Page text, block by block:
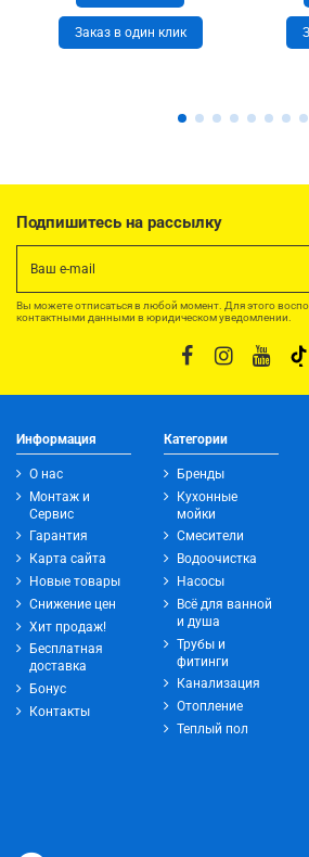
Заказ в один клик
Подпишитесь на рассылку
Вы можете отписаться в любой момент. Для этого
контактными данными в юридическом уведомлении.
Информация
О нас
Монтаж и
Сервис
Гарантия
Карта сайта
Новые товары
Снижение цен
Хит продаж!
Бесплатная
доставка
Бонус
Контакты
Категории
Бренды
Кухонные
мойки
Смесители
Водоочистка
Насосы
Всё для ванной
и душа
Трубы и
фитинги
Канализация
Отопление
Теплый пол